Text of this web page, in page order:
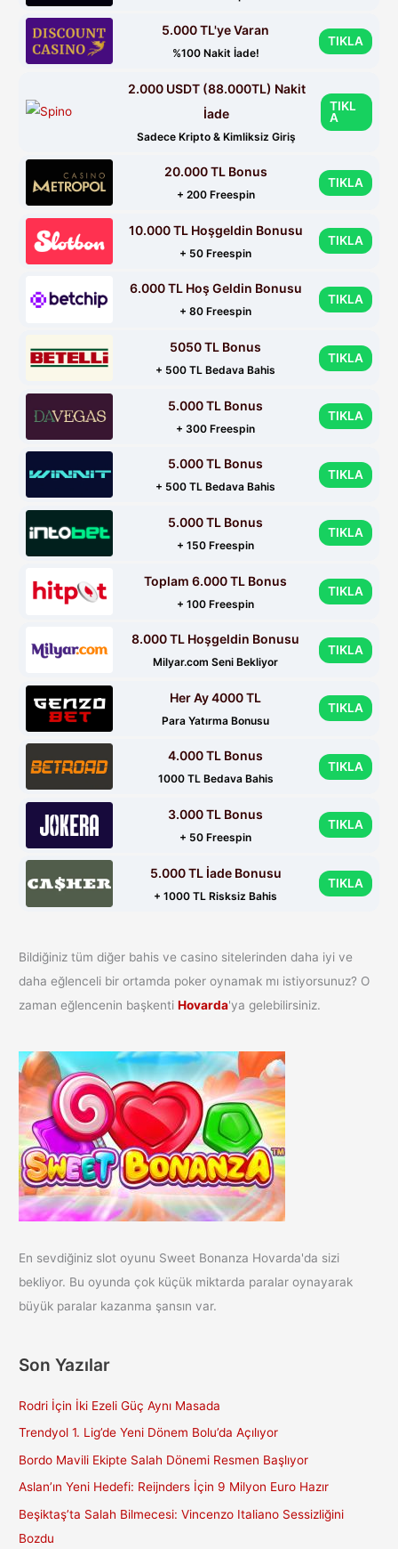
5.000 TL'ye Varan
%100 Nakit İade!
TIKLA
2.000 USDT (88.000TL) Nakit
İade
Sadece Kripto & Kimliksiz Giriş
TIKL
A
20.000 TL Bonus
+ 200 Freespin
TIKLA
10.000 TL Hoşgeldin Bonusu
+ 50 Freespin
TIKLA
6.000 TL Hoş Geldin Bonusu
+ 80 Freespin
TIKLA
5050 TL Bonus
+ 500 TL Bedava Bahis
TIKLA
5.000 TL Bonus
+ 300 Freespin
TIKLA
5.000 TL Bonus
+ 500 TL Bedava Bahis
TIKLA
5.000 TL Bonus
+ 150 Freespin
TIKLA
Toplam 6.000 TL Bonus
+ 100 Freespin
TIKLA
8.000 TL Hoşgeldin Bonusu
Milyar.com Seni Bekliyor
TIKLA
Her Ay 4000 TL
Para Yatırma Bonusu
TIKLA
4.000 TL Bonus
1000 TL Bedava Bahis
TIKLA
3.000 TL Bonus
+ 50 Freespin
TIKLA
5.000 TL İade Bonusu
+ 1000 TL Risksiz Bahis
TIKLA
Bildiğiniz tüm diğer bahis ve casino sitelerinden daha iyi ve
daha eğlenceli bir ortamda poker oynamak mı istiyorsunuz? O
zaman eğlencenin başkentiHovarda'ya gelebilirsiniz.
En sevdiğiniz slot oyunu Sweet Bonanza Hovarda'da sizi
bekliyor. Bu oyunda çok küçük miktarda paralar oynayarak
büyük paralar kazanma şansın var.
Son Yazılar
Rodri İçin İki Ezeli Güç Aynı Masada
Trendyol 1. Lig’de Yeni Dönem Bolu’da Açılıyor
Bordo Mavili Ekipte Salah Dönemi Resmen Başlıyor
Aslan’ın Yeni Hedefi: Reijnders İçin 9 Milyon Euro Hazır
Beşiktaş’ta Salah Bilmecesi: Vincenzo Italiano Sessizliğini
Bozdu